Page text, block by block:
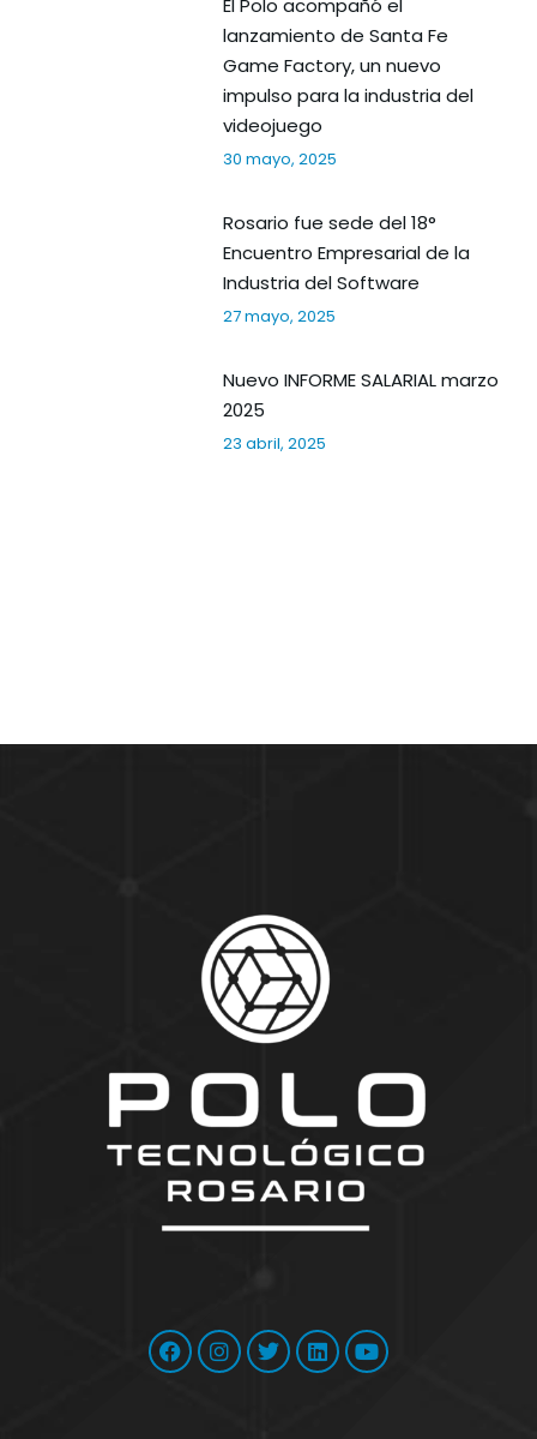
El Polo acompañó el
lanzamiento de Santa Fe
Game Factory, un nuevo
impulso para la industria del
videojuego
30 mayo, 2025
Rosario fue sede del 18°
Encuentro Empresarial de la
Industria del Software
27 mayo, 2025
Nuevo INFORME SALARIAL marzo
2025
23 abril, 2025